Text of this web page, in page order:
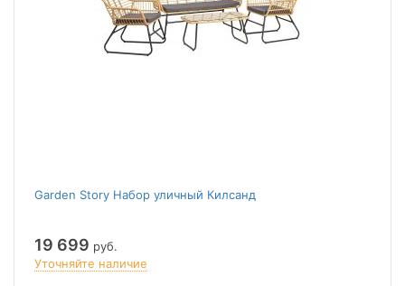
Garden Story Набор уличный Килсанд
19 699 руб.
Уточняйте наличие